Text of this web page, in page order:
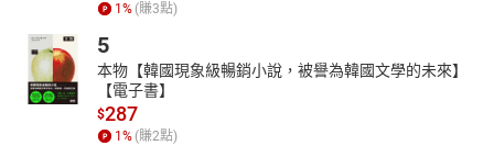
1 % (賺3點)
5
本物【韓國現象級暢銷小說，被譽為韓國文學的未來】
【電子書】
$287
1 % (賺2點)